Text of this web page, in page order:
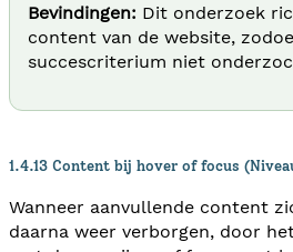
Bevindingen: Dit onderzoek
content van de website,
succescriterium niet
1.4.13 Content bij hover of focus
Wanneer aanvullende content
daarna weer verborgen, door